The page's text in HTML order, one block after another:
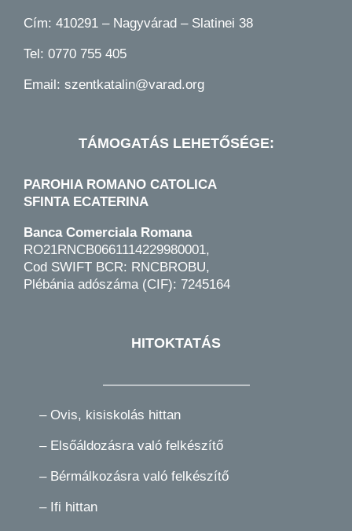
Cím: 410291 – Nagyvárad – Slatinei 38
Tel: 0770 755 405
Email: szentkatalin@varad.org
TÁMOGATÁS LEHETŐSÉGE:
PAROHIA ROMANO CATOLICA
SFINTA ECATERINA
Banca Comerciala Romana
RO21RNCB0661114229980001,
Cod SWIFT BCR: RNCBROBU,
Plébánia adószáma (CIF): 7245164
HITOKTATÁS
———————————
– Ovis, kisiskolás hittan
– Elsőáldozásra való felkészítő
– Bérmálkozásra való felkészítő
–Ifi hittan